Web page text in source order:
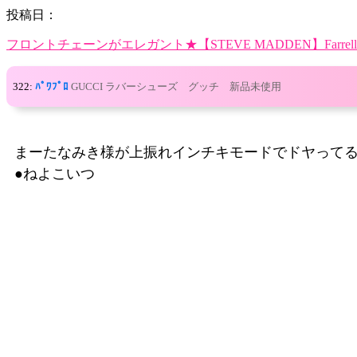
投稿日：
フロントチェーンがエレガント★【STEVE MADDEN】Farrell
322: ﾊﾟﾜﾌﾟﾛ GUCCI ラバーシューズ グッチ 新品未使用
まーたなみき様が上振れインチキモードでドヤって
●ねよこいつ